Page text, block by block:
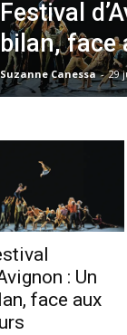
Festival
bilan, face
Suzanne Canessa - 29
: Un
face aux